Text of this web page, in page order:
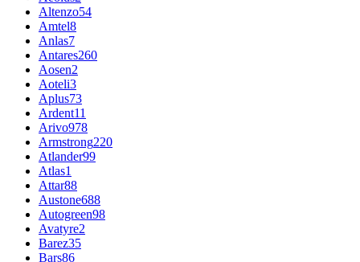
Altenzo54
Amtel8
Anlas7
Antares260
Aosen2
Aoteli3
Aplus73
Ardent11
Arivo978
Armstrong220
Atlander99
Atlas1
Attar88
Austone688
Autogreen98
Avatyre2
Barez35
Bars86